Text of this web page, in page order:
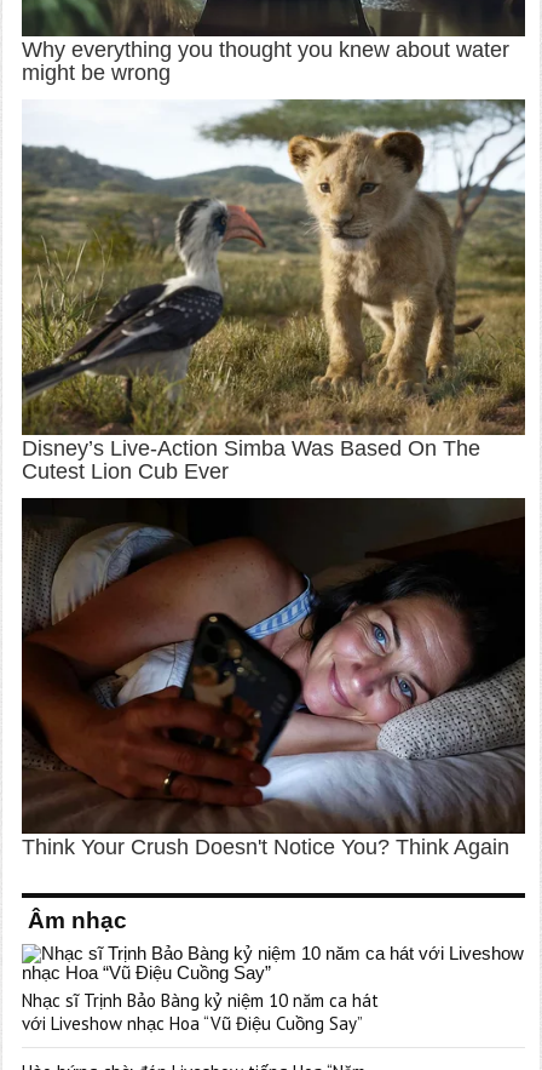
Âm nhạc
Nhạc sĩ Trịnh Bảo Bàng kỷ niệm 10 năm ca hát
với Liveshow nhạc Hoa “Vũ Điệu Cuồng Say”